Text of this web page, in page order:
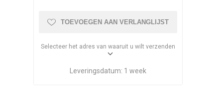
TOEVOEGEN AAN VERLANGLIJST
Selecteer het adres van waaruit u wilt verzenden
Leveringsdatum: 1 week